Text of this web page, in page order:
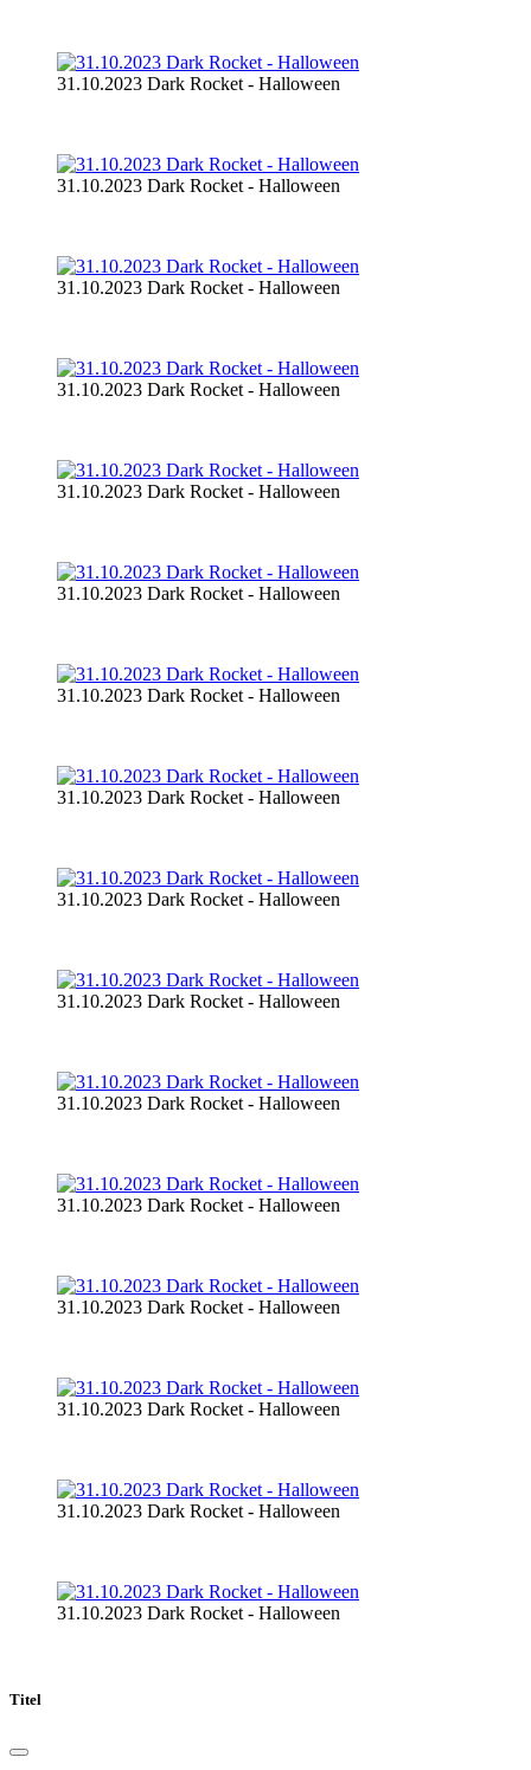
31.10.2023 Dark Rocket - Halloween
31.10.2023 Dark Rocket - Halloween
31.10.2023 Dark Rocket - Halloween
31.10.2023 Dark Rocket - Halloween
31.10.2023 Dark Rocket - Halloween
31.10.2023 Dark Rocket - Halloween
31.10.2023 Dark Rocket - Halloween
31.10.2023 Dark Rocket - Halloween
31.10.2023 Dark Rocket - Halloween
31.10.2023 Dark Rocket - Halloween
31.10.2023 Dark Rocket - Halloween
31.10.2023 Dark Rocket - Halloween
31.10.2023 Dark Rocket - Halloween
31.10.2023 Dark Rocket - Halloween
31.10.2023 Dark Rocket - Halloween
31.10.2023 Dark Rocket - Halloween
Titel